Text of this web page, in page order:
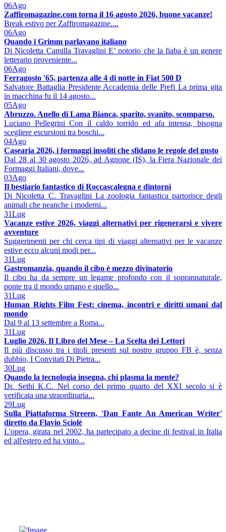
06Ago
Zaffiromagazine.com torna il 16 agosto 2026, buone vacanze!
Break estivo per Zaffiromagazine....
06Ago
Quando i Grimm parlavano italiano
Di Nicoletta Camilla Travaglini E’ notorio che la fiaba è un genere
letterario proveniente...
06Ago
Ferragosto '65, partenza alle 4 di notte in Fiat 500 D
Salvatore Battaglia Presidente Accademia delle Prefi La prima gita
in macchina fu il 14 agosto...
05Ago
Abruzzo. Anello di Lama Bianca, sparito, svanito, scomparso.
Luciano Pellegrini Con il caldo torrido ed afa intensa, bisogna
scegliere escursioni tra boschi...
04Ago
Casearia 2026, i formaggi insoliti che sfidano le regole del gusto
Dal 28 al 30 agosto 2026, ad Agnone (IS), la Fiera Nazionale dei
Formaggi Italiani, dove...
03Ago
Il bestiario fantastico di Roccascalegna e dintorni
Di Nicoletta C. Travaglini La zoologia fantastica partorisce degli
animali che neanche i moderni...
31Lug
Vacanze estive 2026, viaggi alternativi per rigenerarsi e vivere
avventure
Suggerimenti per chi cerca tipi di viaggi alternativi per le vacanze
estive ecco alcuni modi per...
31Lug
Gastromanzia, quando il cibo è mezzo divinatorio
Il cibo ha da sempre un legame profondo con il soprannaturale,
ponte tra il mondo umano e quello...
31Lug
Human Rights Film Fest: cinema, incontri e diritti umani dal
mondo
Dal 9 al 13 settembre a Roma...
31Lug
Luglio 2026. Il Libro del Mese – La Scelta dei Lettori
Il più discusso tra i titoli presenti sul nostro gruppo FB è, senza
dubbio, I Convitati Di Pietra...
30Lug
Quando la tecnologia insegna, chi plasma la mente?
Dr. Sethi K.C. Nel corso del primo quarto del XXI secolo si è
verificata una straordinaria...
29Lug
Sulla Piattaforma Streeen, 'Dan Fante An American Writer'
diretto da Flavio Sciolè
L'opera, girata nel 2002, ha partecipato a decine di festival in Italia
ed all'estero ed ha vinto...